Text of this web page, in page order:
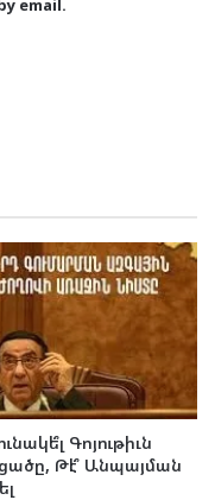
Գոյութիւն
Թէ՞ Անպայման